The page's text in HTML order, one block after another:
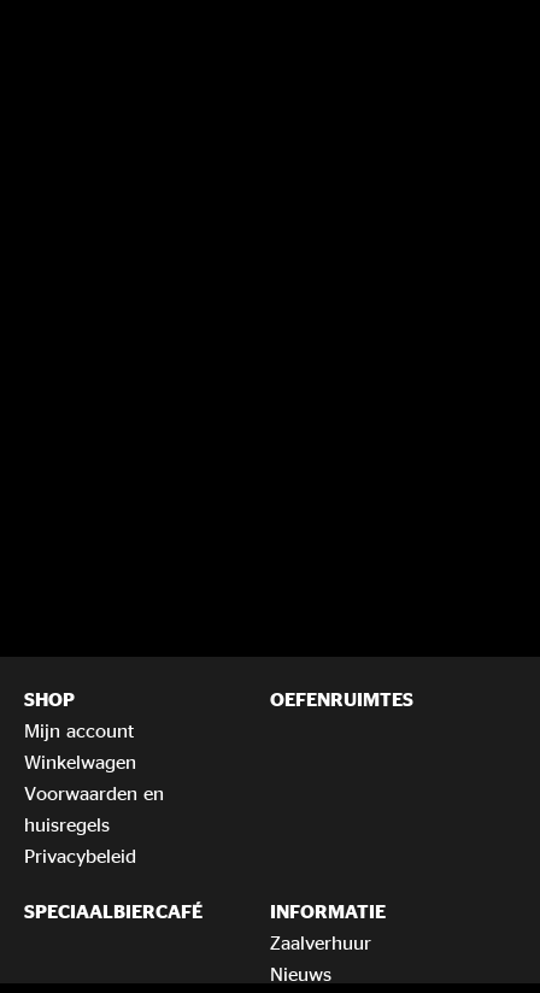
SHOP
Mijn account
Winkelwagen
Voorwaarden en
huisregels
Privacybeleid
OEFENRUIMTES
SPECIAALBIERCAFÉ
INFORMATIE
Zaalverhuur
Nieuws